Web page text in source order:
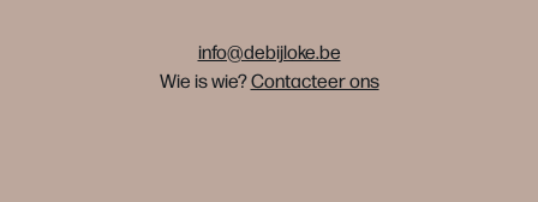
info@debijloke.be
Wie is wie?Contacteer ons